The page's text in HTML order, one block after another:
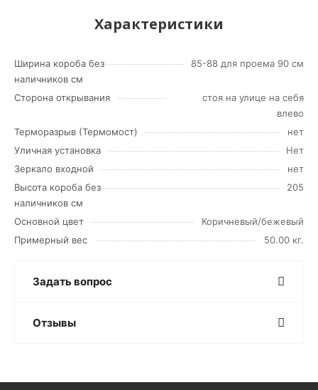
Характеристики
Ширина короба без
наличников см
85-88 для проема 90 см
Сторона открывания
стоя на улице на себя
влево
Терморазрыв (Термомост)
нет
Уличная установка
Нет
Зеркало входной
нет
Высота короба без
наличников см
205
Основной цвет
Коричневый/бежевый
Примерный вес
50.00 кг.
Задать вопрос
Отзывы